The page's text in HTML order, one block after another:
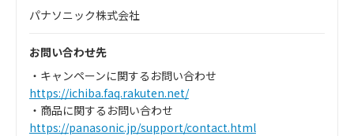
パナソニック株式会社
お問い合わせ先
・キャンペーンに関するお問い合わせ
https://ichiba.faq.rakuten.net/
・商品に関するお問い合わせ
https://panasonic.jp/support/contact.html